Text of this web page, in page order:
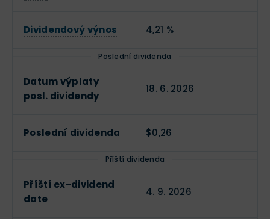
Dividendový výnos 4,21 %
Poslední dividenda
Datum výplaty
posl. dividendy
18. 6. 2026
Poslední dividenda $0,26
Příští dividenda
Příští ex-dividend
date
4. 9. 2026